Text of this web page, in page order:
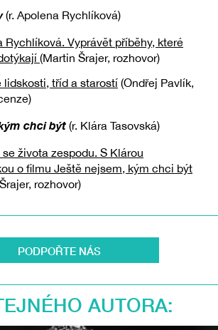
(r. Apolena Rychlíková)
Rychlíková. Vyprávět příběhy, které
(Martin Šrajer, rozhovor)
lidskosti, tříd a starostí (Ondřej Pavlík,
chci být (r. Klára Tasovská)
se života zespodu. S Klárou
o filmu Ještě nejsem, kým chci být
rozhovor)
PODPOŘTE NÁS
AUTORA: